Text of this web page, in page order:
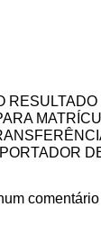
RESULTADO
comentário